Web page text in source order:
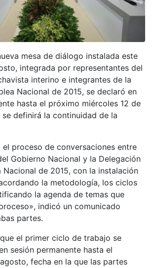
mesa de diálogo instalada este
integrada por representantes del
interino e integrantes de la
Nacional de 2015, se declaró en
hasta el próximo miércoles 12 de
definirá la continuidad de la
el proceso de conversaciones entre
Gobierno Nacional y la Delegación
Nacional de 2015, con la instalación
la metodología, los ciclos
la agenda de temas que
indicó un comunicado
partes.
el primer ciclo de trabajo se
sesión permanente hasta el
fecha en la que las partes